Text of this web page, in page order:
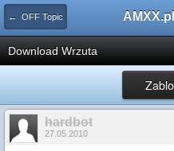
← OFF Topic
Download Wrzuta
hardbot
27.05.2010